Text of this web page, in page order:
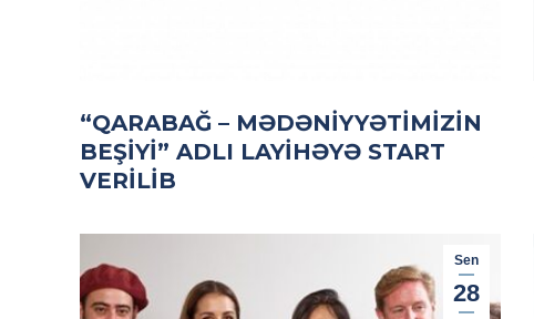
“QARABAĞ – MƏDƏNIYYƏTIMIZIN
BEŞIYI” ADLI LAYIHƏYƏ START
VERILIB
Sen
28